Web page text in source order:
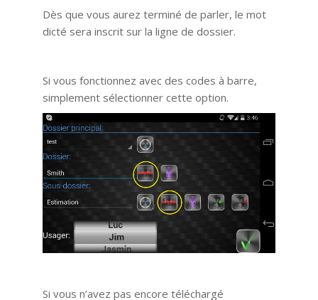
Dès que vous aurez terminé de parler, le mot
dicté sera inscrit sur la ligne de dossier.
Si vous fonctionnez avec des codes à barre,
simplement sélectionner cette option.
Si vous n’avez pas encore téléchargé